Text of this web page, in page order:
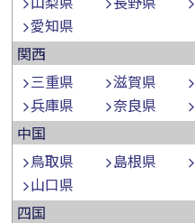
愛知県
関西
三重県
滋賀県
兵庫県
奈良県
中国
鳥取県
島根県
山口県
四国